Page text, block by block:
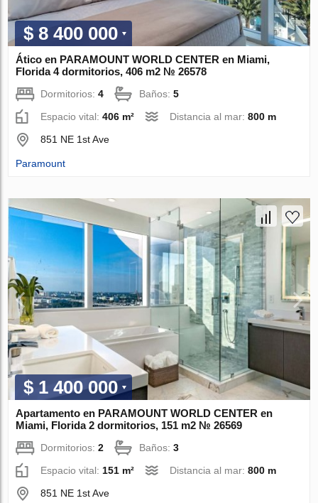
$ 8 400 000
Ático en PARAMOUNT WORLD CENTER en Miami,
Florida 4 dormitorios, 406 m2 № 26578
Dormitorios:4 Baños:5
Espacio vital:406 m² Distancia al mar:800 m
851 NE 1st Ave
Paramount
$ 1 400 000
Apartamento en PARAMOUNT WORLD CENTER en
Miami, Florida 2 dormitorios, 151 m2 № 26569
Dormitorios:2 Baños:3
Espacio vital: 151 m² Distancia al mar:800 m
851 NE 1st Ave